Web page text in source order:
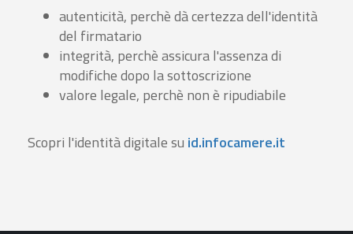
autenticità, perchè dà certezza dell'identità
del firmatario
integrità, perchè assicura l'assenza di
modifiche dopo la sottoscrizione
valore legale, perchè non è ripudiabile
Scopri l'identità digitale su id.infocamere.it